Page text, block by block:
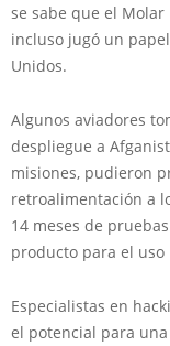
se sabe que el
incluso jugó un
Unidos.
Algunos aviadores
despliegue a
misiones, pudieron
retroalimentación a
14 meses de
producto para el
Especialistas en
el potencial para